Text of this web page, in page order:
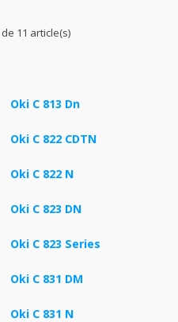
11 article(s)
Oki C 813 Dn
Oki C 822 CDTN
Oki C 822 N
Oki C 823 DN
Oki C 823 Series
Oki C 831 DM
Oki C 831 N